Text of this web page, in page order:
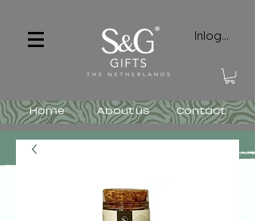
Inloggen
Home About us Contact